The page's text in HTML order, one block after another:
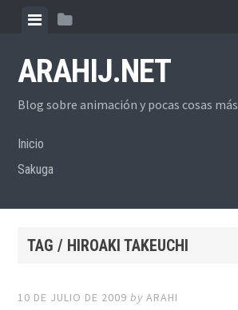
content
ViewView
ARAHIJ.NET
Blog sobre animación y pocas cosas más
Inicio
Sakuga
TAG / HIROAKI TAKEUCHI
10 DE JULIO DE 2009 byARAHI